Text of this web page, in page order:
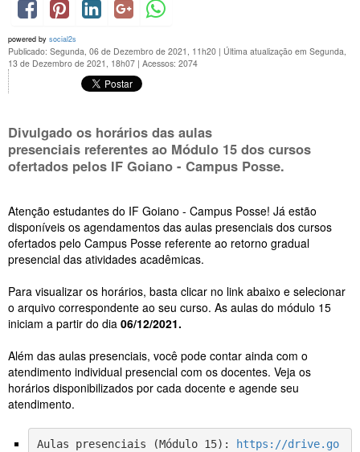
powered by social2s
Publicado: Segunda, 06 de Dezembro de 2021, 11h20 | Última atualização em Segunda,
13 de Dezembro de 2021, 18h07 | Acessos: 2074
Divulgado os horários das aulas
presenciais referentes ao Módulo 15 dos cursos
ofertados pelos IF Goiano - Campus Posse.
Atenção estudantes do IF Goiano - Campus Posse! Já estão
disponíveis os agendamentos das aulas presenciais dos cursos
ofertados pelo Campus Posse referente ao retorno gradual
presencial das atividades acadêmicas.
Para visualizar os horários, basta clicar no link abaixo e selecionar
o arquivo correspondente ao seu curso. As aulas do módulo 15
iniciam a partir do dia 06/12/2021.
Além das aulas presenciais, você pode contar ainda com o
atendimento individual presencial com os docentes. Veja os
horários disponibilizados por cada docente e agende seu
atendimento.
Aulas presenciais (Módulo 15):
https://drive.go